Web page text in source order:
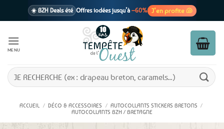
☀️ BZH Deals été Offres iodées jusqu’à –60% J’en profite 🐚
1 cadeau offertdès 39€ d’achats
En point relais dès 3,95€ seulement
MENU
Recherche
pour :
ACCUEIL / DÉCO & ACCESSOIRES / AUTOCOLLANTS STICKERS BRETONS /
AUTOCOLLANTS BZH / BRETAGNE